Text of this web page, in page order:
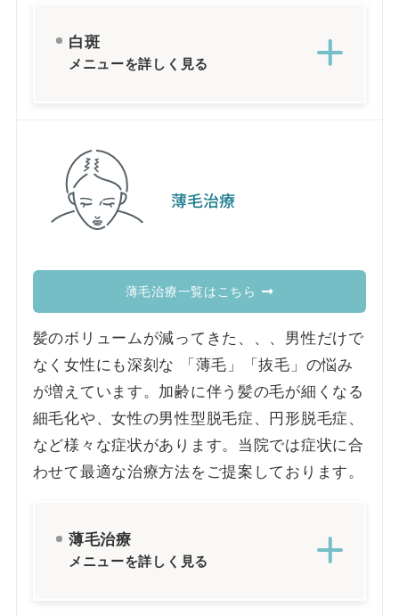
白斑
メニューを詳しく見る
薄毛治療
薄毛治療一覧はこちら
髪のボリュームが減ってきた、、、男性だけで
なく女性にも深刻な 「薄毛」「抜毛」の悩み
が増えています。加齢に伴う髪の毛が細くなる
細毛化や、女性の男性型脱毛症、円形脱毛症、
など様々な症状があります。当院では症状に合
わせて最適な治療方法をご提案しております。
薄毛治療
メニューを詳しく見る